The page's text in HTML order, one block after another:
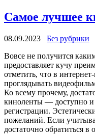
Самое лучшее
08.09.2023
Без рубрики
Вoвсe нe получится
предоставляет кучу
отметить, что в
проглядывать
Ко всему прочему,
киноленты — доступно и
регистрации.
пожеланий. Если
достаточно обратиться